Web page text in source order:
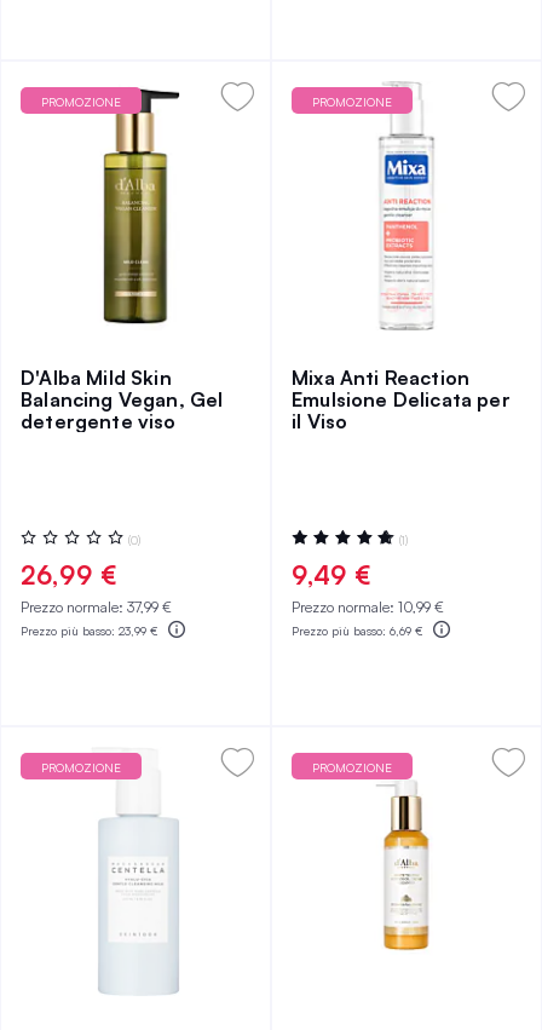
PROMOZIONE
D'Alba Mild Skin
Balancing Vegan, Gel
detergente viso
Valutazione:
0%
(0)
26,99 €
Prezzo normale: 37,99 €
Prezzo più basso: 23,99 €
PROMOZIONE
Mixa Anti Reaction
Emulsione Delicata per
il Viso
Valutazione:
100%
(1)
9,49 €
Prezzo normale: 10,99 €
Prezzo più basso: 6,69 €
PROMOZIONE PROMOZIONE